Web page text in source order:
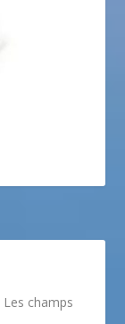
Les champs